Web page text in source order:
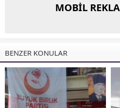
MOBİL
BENZER KONULAR